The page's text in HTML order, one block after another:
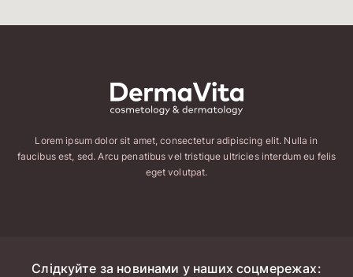
Lorem ipsum dolor sit amet, consectetur adipiscing elit. Nulla in
faucibus est, sed. Arcu penatibus vel tristique ultricies interdum eu felis
eget volutpat.
Слідкуйте за новинами у наших соцмережах: